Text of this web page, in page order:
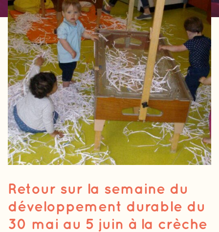
Retour sur la semaine du
développement durable du
30 mai au 5 juin à la crèche